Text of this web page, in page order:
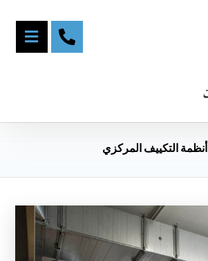
أنظمة التكييف المركزي